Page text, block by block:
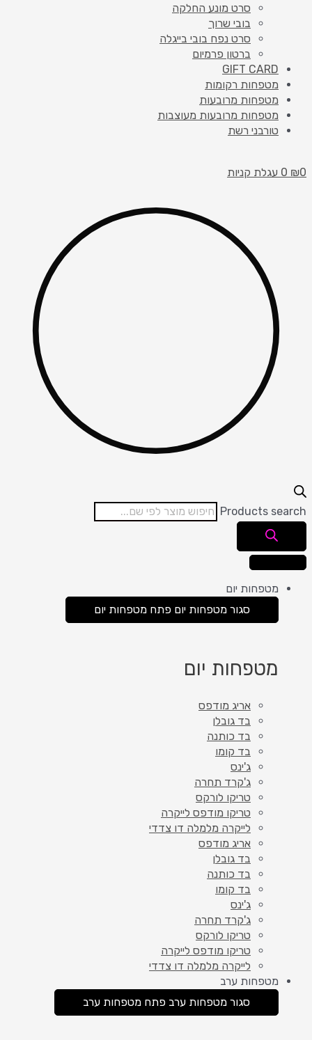
סרט מונע החלקה
בובי שרוך
סרט נפח בובי בייגלה
ברטון פרמיום
GIFT CARD
מטפחות רקומות
מטפחות מרובעות
מטפחות מרובעות מעוצבות
טורבני רשת
₪0
0 עגלת קניות
Products search
מטפחות יום
סגור מטפחות יום פתח מטפחות יום
מטפחות יום
אריג מודפס
בד גובלן
בד כותנה
בד קומו
ג'ינס
ג'קרד תחרה
טריקו לורקס
טריקו מודפס לייקרה
לייקרה מלמלה דו צדדי
אריג מודפס
בד גובלן
בד כותנה
בד קומו
ג'ינס
ג'קרד תחרה
טריקו לורקס
טריקו מודפס לייקרה
לייקרה מלמלה דו צדדי
מטפחות ערב
סגור מטפחות ערב פתח מטפחות ערב